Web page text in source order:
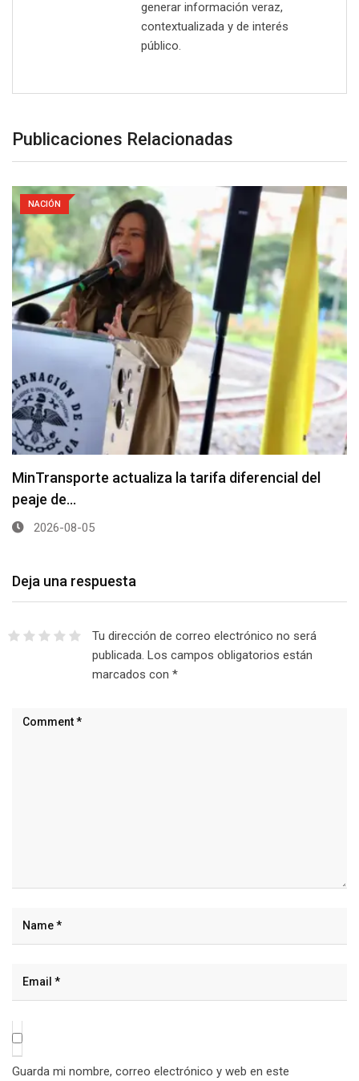
generar información veraz,
contextualizada y de interés
público.
Publicaciones Relacionadas
NACIÓN
MinTransporte actualiza la tarifa diferencial del
peaje de…
2026-08-05
Deja una respuesta
Tu dirección de correo electrónico no será
publicada. Los campos obligatorios están
marcados con *
Guarda mi nombre, correo electrónico y web en este